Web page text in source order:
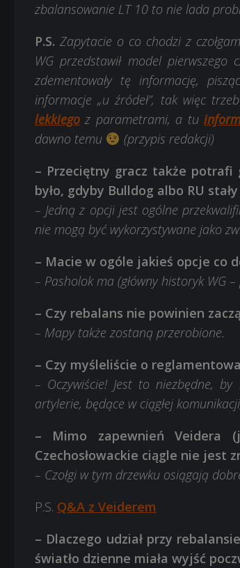
zbalansowanie LT 10 to nie lada
P.S. Zapytacie o co chodzi z
WG przedstawił model
zdementowały tę informację,
informacje „u źródeł”, tak więc
lekkiego z parametrami, a tu
dawno temu
(przypis redakcji)
– Przeciętny gracz także potrafi
było, gdyby Bulldog albo RU
– Jedną z opcji jest ogólne
nie mogą być wykorzystywane jako
– Macie w ogóle jakieś opcje co
– Pasholok ma (główny historyk WG
– Czy rebalans nie powinien
– Mapy także zostaną przerobione.
– Czy myśleliście o
– Oczywiście! Jest to niezbędne, by
artylerie, będące w ciągłej
– Mimo zapewnień Veidera
Czechosłowackie ciągle nie jest
– Czołgi w tym drzewku osiągają
P.S. Q&A z Veiderem
– Dlaczego udział przy
światło dzienne miała wyjść